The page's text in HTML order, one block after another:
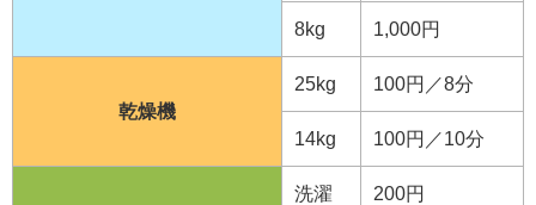
8kg 1,000円
乾燥機
25kg 100円／8分
14kg 100円／10分
洗濯 200円